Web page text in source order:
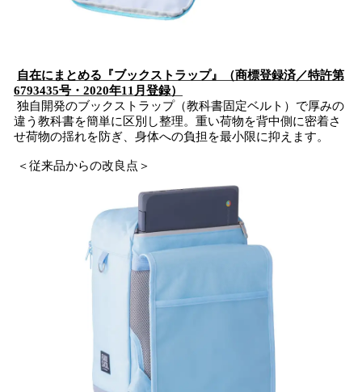
自在にまとめる『ブックストラップ』（商標登録済／特許第
6793435号・2020年11月登録）
独自開発のブックストラップ（教科書固定ベルト）で厚みの
違う教科書を簡単に区別し整理。重い荷物を背中側に密着さ
せ荷物の揺れを防ぎ、身体への負担を最小限に抑えます。
＜従来品からの改良点＞